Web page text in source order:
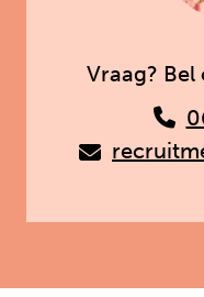
Vraag?